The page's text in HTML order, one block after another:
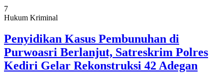
7
Hukum Kriminal
Penyidikan Kasus Pembunuhan di
Purwoasri Berlanjut, Satreskrim Polres
Kediri Gelar Rekonstruksi 42 Adegan